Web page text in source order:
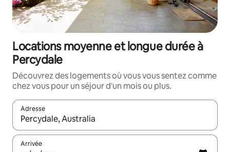
Locations moyenne et longue durée à
Percydale
Découvrez des logements où vous vous sentez comme
chez vous pour un séjour d'un mois ou plus.
Adresse
Lorsque les résultats s'affichent, utilisez les flèches vers le
Arrivée